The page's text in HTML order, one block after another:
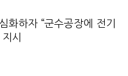
화하자 “군수공장에 전기
시